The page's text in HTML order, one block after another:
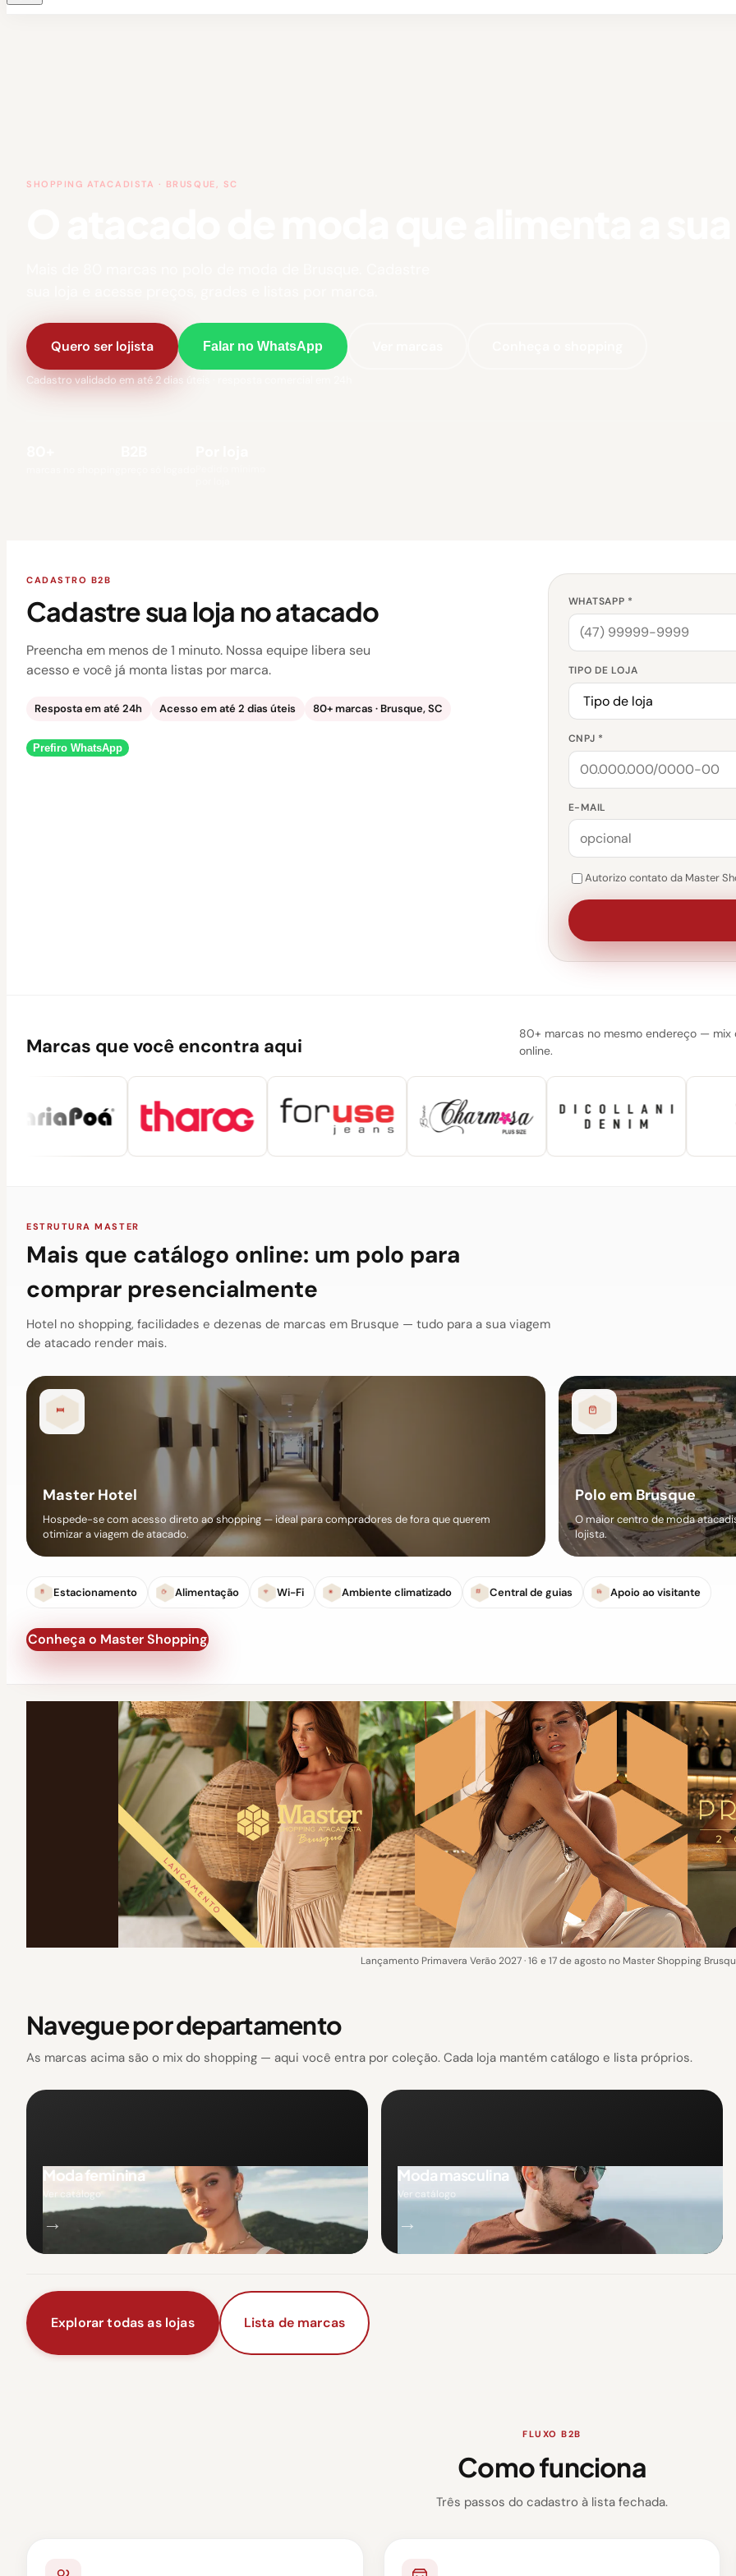
SHOPPING ATACADISTA · BRUSQUE, SC
Quero ser lojista Falar no WhatsApp
Cadastro validado em até 2 dias úteis · resposta comercial em 24h
CADASTRO B2B
Cadastre sua loja no atacado
Preencha em menos de 1 minuto. Nossa equipe libera seu
acesso e você já monta listas por marca.
Resposta em até 24h Acesso em até 2 dias úteis 80+ marcas · Brusque, SC
Prefiro WhatsApp
WHATSAPP *
TIPO DE LOJA
CNPJ *
E-MAIL
Autorizo contato da Master
Marcas que você encontra aqui
80+ marcas no mesmo endereço —
online.
ESTRUTURA MASTER
Mais que catálogo online: um polo para
comprar presencialmente
Hotel no shopping, facilidades e dezenas de marcas em Brusque — tudo para a sua viagem
de atacado render mais.
Master Hotel
Hospede-se com acesso direto ao shopping — ideal para compradores de fora que querem
otimizar a viagem de atacado.
Polo em Brusque
O maior centro de moda
lojista.
Estacionamento Alimentação Wi-Fi Ambiente climatizado Central de guias Apoio ao visitante
Conheça o Master Shopping
Lançamento Primavera Verão 2027 · 16 e 17 de agosto no Master Shopping
Navegue por departamento
As marcas acima são o mix do shopping — aqui você entra por coleção. Cada loja mantém catálogo e lista próprios.
Moda feminina
Ver catálogo
→
Moda masculina
Ver catálogo
→
Explorar todas as lojas Lista de marcas
FLUXO B2B
Como funciona
Três passos do cadastro à lista fechada.